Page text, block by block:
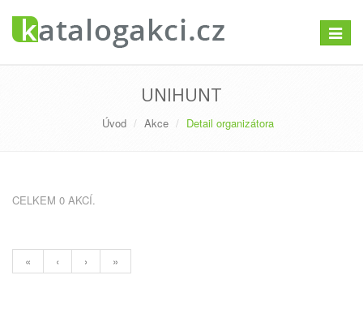
UNIHUNT
Úvod Akce Detail organizátora
CELKEM 0 AKCÍ.
« ‹ › »